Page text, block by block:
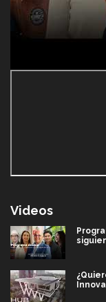
Videos